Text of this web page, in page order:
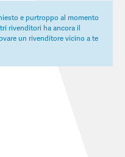
e purtroppo al momento
rivenditori ha ancora il
un rivenditore vicino a te